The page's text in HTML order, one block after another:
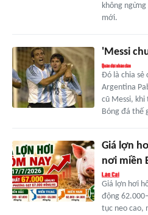
không
mới.
'Messi
Đó là chia sẻ
Argentina
cũ Messi,
Bóng đá thế
Giá lợn
nơi miền
Giá lợn hơi
động
tục neo cao,